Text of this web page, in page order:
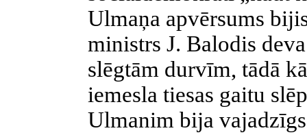
Ulmaņa apvērsums
ministrs J. Balodis
slēgtām durvīm, tādā
iemesla tiesas gaitu
Ulmanim bija